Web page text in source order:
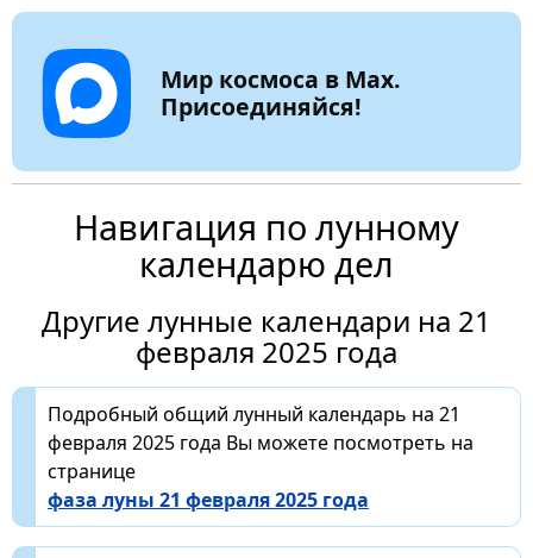
Мир космоса в Max.
Присоединяйся!
Навигация по лунному
календарю дел
Другие лунные календари на 21
февраля 2025 года
Подробный общий лунный календарь на 21
февраля 2025 года Вы можете посмотреть на
странице
фаза луны 21 февраля 2025 года